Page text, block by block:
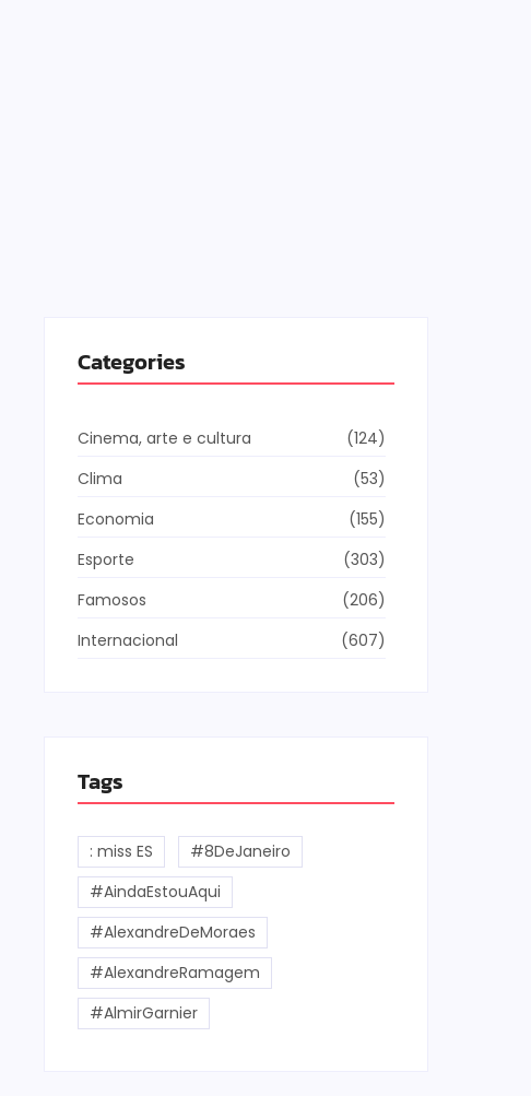
Categories
Cinema, arte e cultura
(124)
Clima
(53)
Economia
(155)
Esporte
(303)
Famosos
(206)
Internacional
(607)
Tags
: miss ES
#8DeJaneiro
#AindaEstouAqui
#AlexandreDeMoraes
#AlexandreRamagem
#AlmirGarnier